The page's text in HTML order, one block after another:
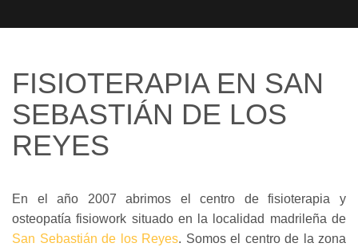
FISIOTERAPIA EN SAN
SEBASTIÁN DE LOS
REYES
En el año 2007 abrimos el centro de fisioterapia y
osteopatía fisiowork situado en la localidad madrileña de
San Sebastián de los Reyes. Somos el centro de la zona